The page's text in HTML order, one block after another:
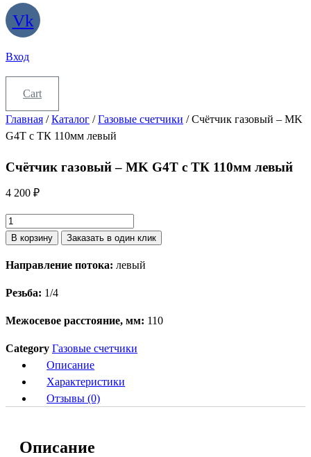
Vk
Вход
Cart
Главная /Каталог /Газовые счетчики / Счётчик газовый – MK
G4T с ТК 110мм левый
Счётчик газовый – MK G4T с ТК 110мм левый
4 200 ₽
Количество
товара
газовый
-
G4T
ТК
110мм
левый
В корзину Заказать в один клик
Направление потока: левый
Резьба: 1/4
Межосевое расстояние, мм: 110
Category Газовые счетчики
Описание
Характеристики
Отзывы (0)
Описание